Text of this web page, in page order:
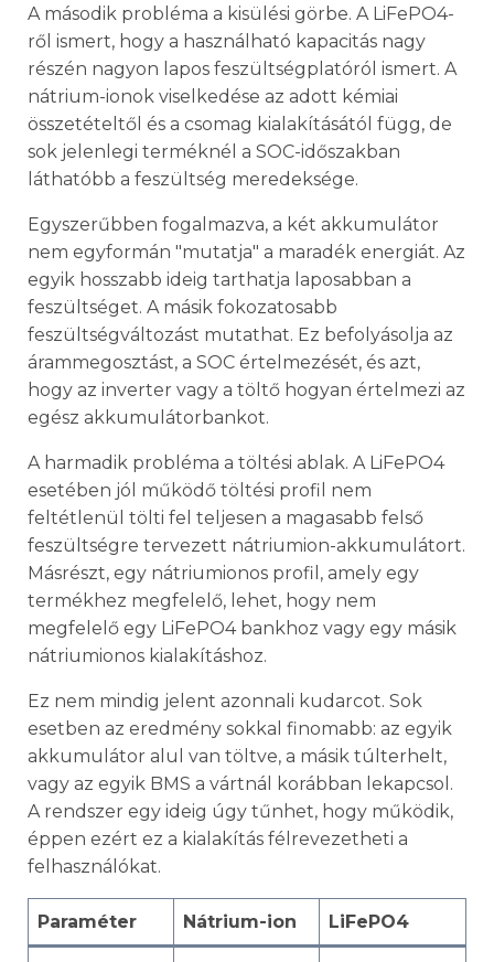
A második probléma a kisülési görbe. A LiFePO4-
ről ismert, hogy a használható kapacitás nagy
részén nagyon lapos feszültségplatóról ismert. A
nátrium-ionok viselkedése az adott kémiai
összetételtől és a csomag kialakításától függ, de
sok jelenlegi terméknél a SOC-időszakban
láthatóbb a feszültség meredeksége.
Egyszerűbben fogalmazva, a két akkumulátor
nem egyformán "mutatja" a maradék energiát. Az
egyik hosszabb ideig tarthatja laposabban a
feszültséget. A másik fokozatosabb
feszültségváltozást mutathat. Ez befolyásolja az
árammegosztást, a SOC értelmezését, és azt,
hogy az inverter vagy a töltő hogyan értelmezi az
egész akkumulátorbankot.
A harmadik probléma a töltési ablak. A LiFePO4
esetében jól működő töltési profil nem
feltétlenül tölti fel teljesen a magasabb felső
feszültségre tervezett nátriumion-akkumulátort.
Másrészt, egy nátriumionos profil, amely egy
termékhez megfelelő, lehet, hogy nem
megfelelő egy LiFePO4 bankhoz vagy egy másik
nátriumionos kialakításhoz.
Ez nem mindig jelent azonnali kudarcot. Sok
esetben az eredmény sokkal finomabb: az egyik
akkumulátor alul van töltve, a másik túlterhelt,
vagy az egyik BMS a vártnál korábban lekapcsol.
A rendszer egy ideig úgy tűnhet, hogy működik,
éppen ezért ez a kialakítás félrevezetheti a
felhasználókat.
Paraméter Nátrium-ion LiFePO4